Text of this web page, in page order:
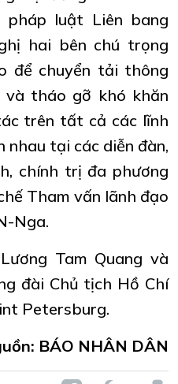
luật Liên bang
hai bên chú trọng
để chuyển tải thông
và tháo gỡ khó khăn
trên tất cả các lĩnh
nhau tại các diễn đàn,
chính trị đa phương
Tham vấn lãnh đạo
Nga.
Tam Quang và
đài Chủ tịch Hồ Chí
Petersburg.
BÁO NHÂN DÂN